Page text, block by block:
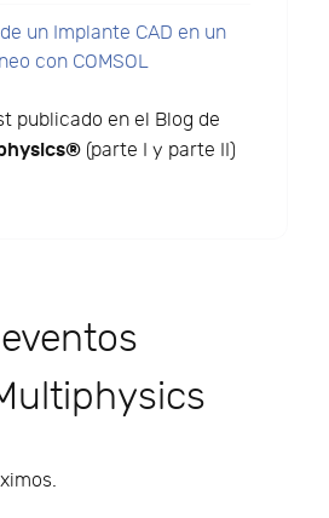
un Implante CAD en un
con COMSOL
publicado en el Blog de
(parte I y parte II)